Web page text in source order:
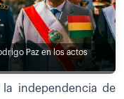
Paz en los actos
independencia de